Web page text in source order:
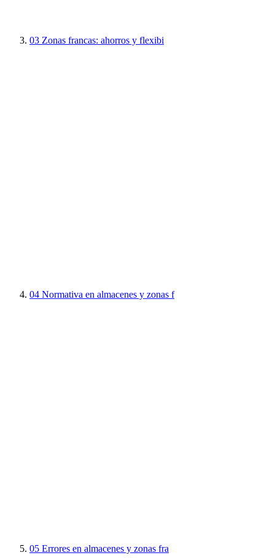
03 Zonas francas: ahorros y flexibi
04 Normativa en almacenes y zonas f
05 Errores en almacenes y zonas fra